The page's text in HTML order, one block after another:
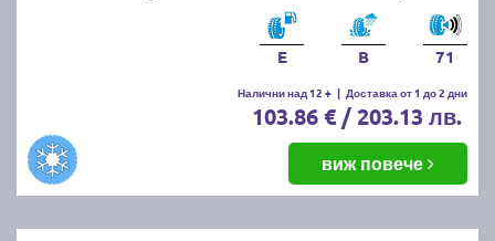
E B 71
Налични над 12 + | Доставка от 1 до 2 дни
103.86 € / 203.13 лв.
виж повече